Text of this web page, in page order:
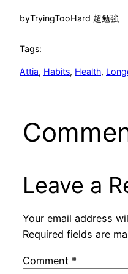
byTryingTooHard 超勉強
Tags:
Attia, Habits, Health,
Leave a
Your email address
Required fields are
Comment *